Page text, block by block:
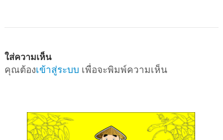
ใส่ความเห็น
คุณต้องเข้าสู่ระบบ เพื่อจะพิมพ์ความเห็น